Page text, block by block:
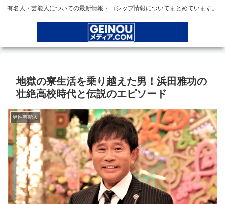
有名人・芸能人についての最新情報・ゴシップ情報についてまとめています。
地獄の寮生活を乗り越えた男！浜田雅功の
壮絶高校時代と伝説のエピソード
男性芸能人